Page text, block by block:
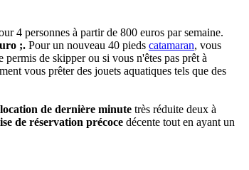
4 personnes à partir de 800 euros par semaine.
;. Pour un nouveau 40 pieds catamaran, vous
de skipper ou si vous n'êtes pas prêt à
vous prêter des jouets aquatiques tels que des
de dernière minute très réduite deux à
de réservation précoce décente tout en ayant un